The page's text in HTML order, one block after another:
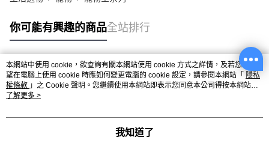
你可能有興趣的商品全站排行
熱門標籤
本網站中使用 cookie，欲查詢有關本網站使用 cookie 方式之詳情，及若您不希
望在電腦上使用 cookie 時應如何變更電腦的 cookie 設定，請參閱本網站「 隱私
權條款 」之 Cookie 聲明。您繼續使用本網站即表示您同意本公司得按本網站使
用條款之 Cookie 聲明使用 cookie。
了解更多 >
我知道了